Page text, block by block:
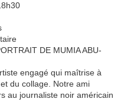
DE MUMIA ABU-
engagé qui maîtrise à
du collage. Notre ami
au journaliste noir américain